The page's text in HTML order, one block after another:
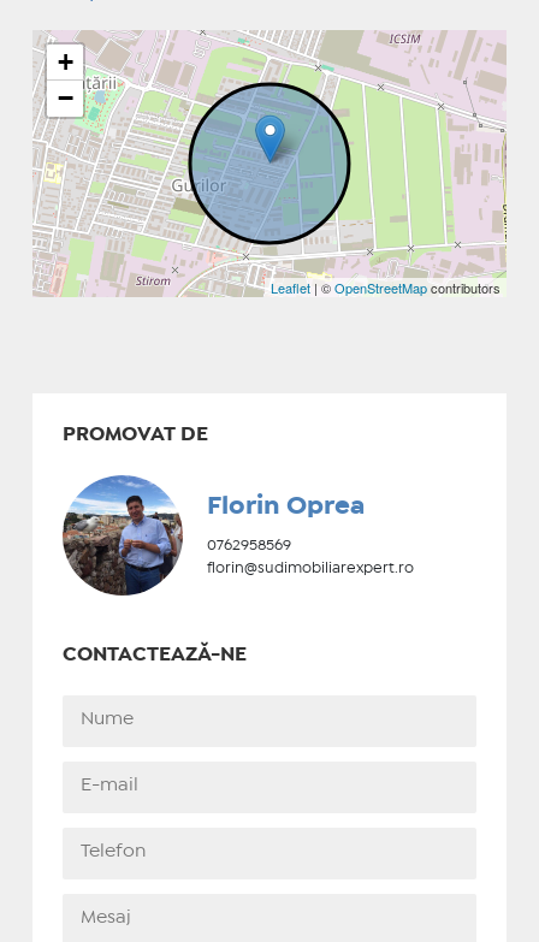
+
−
Leaflet | ©OpenStreetMapcontributors
PROMOVAT DE
Florin Oprea
0762958569
florin@sudimobiliarexpert.ro
CONTACTEAZĂ-NE